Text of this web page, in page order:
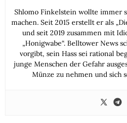
Shlomo Finkelstein wollte immer
machen. Seit 2015 erstellt er als
und seit 2019 zusammen mit
„Honigwabe“. Belltower News
vorgibt, sein Hass sei rational
junge Menschen der Gefahr
Münze zu nehmen und sich